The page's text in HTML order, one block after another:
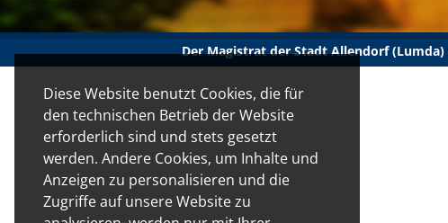
Diese Website benutzt Cookies, die für
den technischen Betrieb der Website
erforderlich sind und stets gesetzt
werden. Andere Cookies, um Inhalte und
Anzeigen zu personalisieren und die
Zugriffe auf unsere Website zu
Der Magistrat der Stadt Allendorf (Lumda)